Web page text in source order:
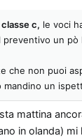
classe c, le voci
un pò
che non puoi
mandino un
mattina
in olanda)